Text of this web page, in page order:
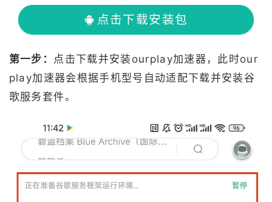
点击下载安装包
第一步： 点击下载并安装ourplay加速器，此时our
play加速器会根据手机型号自动适配下载并安装谷
歌服务套件。